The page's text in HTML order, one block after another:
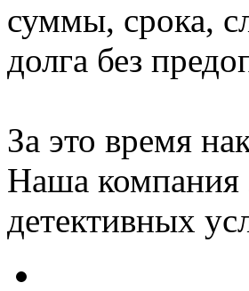
суммы, срока,
долга без
За это время
Наша компания
детективных